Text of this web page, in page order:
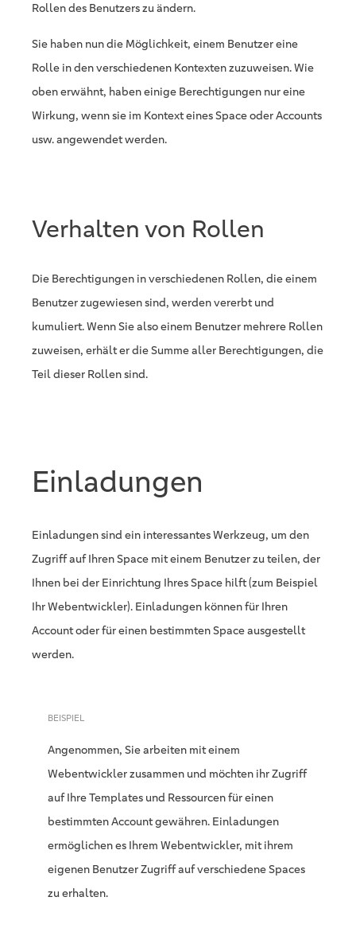
Rollen des Benutzers zu ändern.
Sie haben nun die Möglichkeit, einem Benutzer eine
Rolle in den verschiedenen Kontexten zuzuweisen. Wie
oben erwähnt, haben einige Berechtigungen nur eine
Wirkung, wenn sie im Kontext eines Space oder Accounts
usw. angewendet werden.
Verhalten von Rollen
Die Berechtigungen in verschiedenen Rollen, die einem
Benutzer zugewiesen sind, werden vererbt und
kumuliert. Wenn Sie also einem Benutzer mehrere Rollen
zuweisen, erhält er die Summe aller Berechtigungen, die
Teil dieser Rollen sind.
Einladungen
Einladungen sind ein interessantes Werkzeug, um den
Zugriff auf Ihren Space mit einem Benutzer zu teilen, der
Ihnen bei der Einrichtung Ihres Space hilft (zum Beispiel
Ihr Webentwickler). Einladungen können für Ihren
Account oder für einen bestimmten Space ausgestellt
werden.
BEISPIEL
Angenommen, Sie arbeiten mit einem
Webentwickler zusammen und möchten ihr Zugriff
auf Ihre Templates und Ressourcen für einen
bestimmten Account gewähren. Einladungen
ermöglichen es Ihrem Webentwickler, mit ihrem
eigenen Benutzer Zugriff auf verschiedene Spaces
zu erhalten.